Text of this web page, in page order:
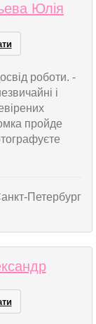
Юлія
роботи. -
і
пройде
Петербург